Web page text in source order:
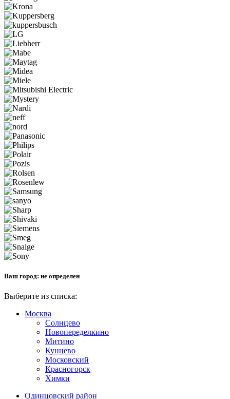
Ваш город: не определен
Выберите из списка:
Москва
Солнцево
Новопеределкино
Митино
Кунцево
Московский
Красногорск
Химки
Одинцовский район